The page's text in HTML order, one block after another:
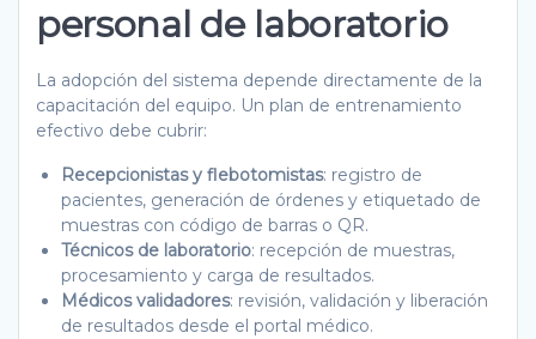
personal de laboratorio
La adopción del sistema depende directamente de la
capacitación del equipo. Un plan de entrenamiento
efectivo debe cubrir:
Recepcionistas y flebotomistas: registro de
pacientes, generación de órdenes y etiquetado de
muestras con código de barras o QR.
Técnicos de laboratorio: recepción de muestras,
procesamiento y carga de resultados.
Médicos validadores: revisión, validación y liberación
de resultados desde el portal médico.